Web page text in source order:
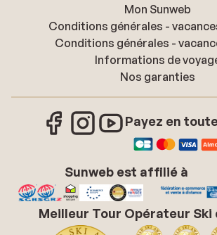
Mon Sunweb
Conditions générales -
Conditions générales -
Informations de
Nos garanties
Payez en
Sunweb est affilié à
Meilleur Tour Opérateur Ski